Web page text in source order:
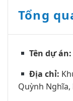
Tổng
Tên dựán:
Địa chỉ:
Quỳnh